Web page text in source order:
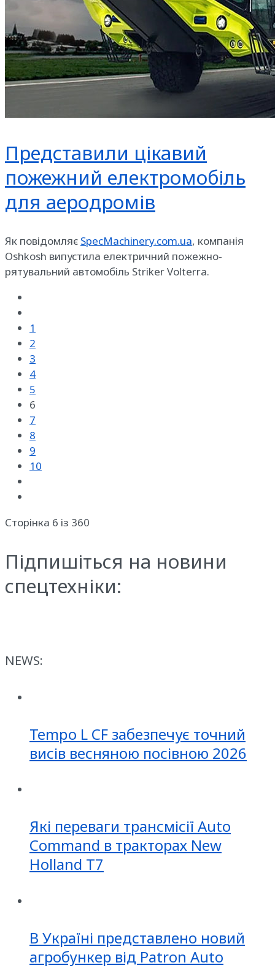
Представили цікавий
пожежний електромобіль
для аеродромів
Як повідомляє SpecMachinery.com.ua, компанія
Oshkosh випустила електричний пожежно-
рятувальний автомобіль Striker Volterra.
1
2
3
4
5
6
7
8
9
10
Сторінка 6 із 360
Підпишіться на новини
спецтехніки:
NEWS:
Tempo L CF забезпечує точний
висів весняною посівною 2026
Які переваги трансмісії Auto
Command в тракторах New
Holland T7
В Україні представлено новий
агробункер від Patron Auto